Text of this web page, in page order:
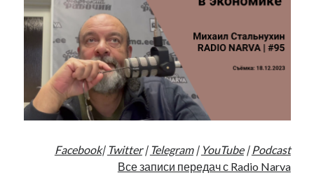
Facebook| Twitter| Telegram| YouTube| Podcast
Все записи передач с Radio Narva